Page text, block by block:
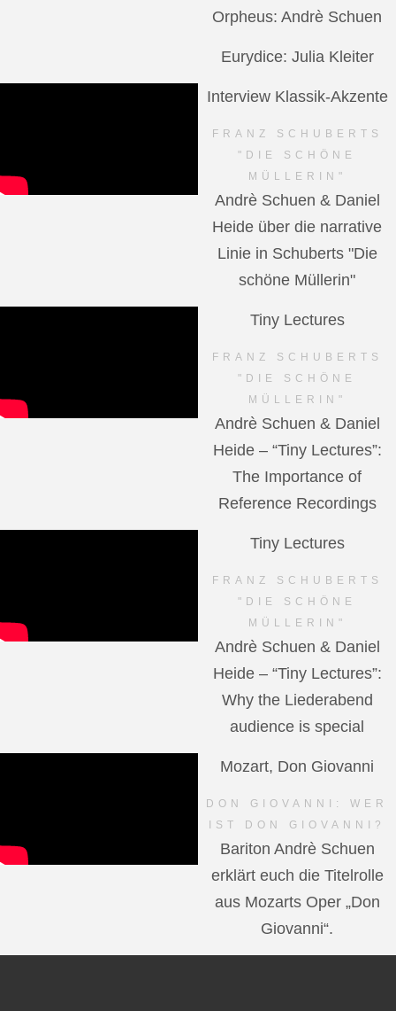
Orpheus: Andrè Schuen
Eurydice: Julia Kleiter
Interview Klassik-Akzente
FRANZ SCHUBERTS
"DIE SCHÖNE
MÜLLERIN"
Andrè Schuen & Daniel
Heide über die narrative
Linie in Schuberts "Die
schöne Müllerin"
Tiny Lectures
FRANZ SCHUBERTS
"DIE SCHÖNE
MÜLLERIN"
Andrè Schuen & Daniel
Heide – “Tiny Lectures”:
The Importance of
Reference Recordings
Tiny Lectures
FRANZ SCHUBERTS
"DIE SCHÖNE
MÜLLERIN"
Andrè Schuen & Daniel
Heide – “Tiny Lectures”:
Why the Liederabend
audience is special
Mozart, Don Giovanni
DON GIOVANNI: WER
IST DON GIOVANNI?
Bariton Andrè Schuen
erklärt euch die Titelrolle
aus Mozarts Oper „Don
Giovanni“.